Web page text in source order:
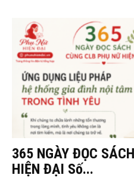
365 NGÀY ĐỌC
HIỆN ĐẠI Số...